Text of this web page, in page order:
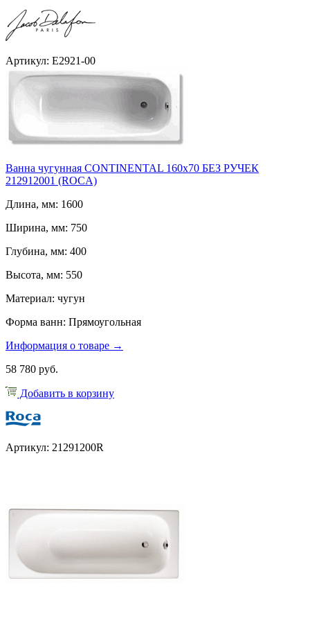
Артикул: E2921-00
Ванна чугунная CONTINENTAL 160х70 БЕЗ РУЧЕК
212912001 (ROCA)
Длина, мм: 1600
Ширина, мм: 750
Глубина, мм: 400
Высота, мм: 550
Материал: чугун
Форма ванн: Прямоугольная
Информация о товаре →
58 780 руб.
Добавить в корзину
Артикул: 21291200R